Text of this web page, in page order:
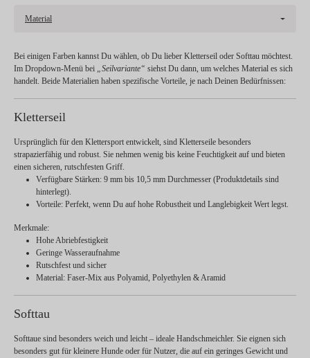
Material
Bei einigen Farben kannst Du wählen, ob Du lieber Kletterseil oder Softtau möchtest.
Im Dropdown-Menü bei „Seilvariante“ siehst Du dann, um welches Material es sich
handelt. Beide Materialien haben spezifische Vorteile, je nach Deinen Bedürfnissen:
Kletterseil
Ursprünglich für den Klettersport entwickelt, sind Kletterseile besonders
strapazierfähig und robust. Sie nehmen wenig bis keine Feuchtigkeit auf und bieten
einen sicheren, rutschfesten Griff.
Verfügbare Stärken: 9 mm bis 10,5 mm Durchmesser (Produktdetails sind
hinterlegt).
Vorteile: Perfekt, wenn Du auf hohe Robustheit und Langlebigkeit Wert legst.
Merkmale:
Hohe Abriebfestigkeit
Geringe Wasseraufnahme
Rutschfest und sicher
Material: Faser-Mix aus Polyamid, Polyethylen & Aramid
Softtau
Softtaue sind besonders weich und leicht – ideale Handschmeichler. Sie eignen sich
besonders gut für kleinere Hunde oder für Nutzer, die auf ein geringes Gewicht und